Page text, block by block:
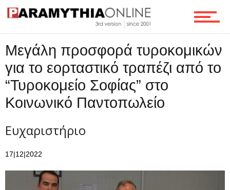
Ροή
Επικοινωνία
Μεγάλη προσφορά τυροκομικών
για το εορταστικό τραπέζι από το
“Τυροκομείο Σοφίας” στο
Κοινωνικό Παντοπωλείο
Ευχαριστήριο
17|12|2022